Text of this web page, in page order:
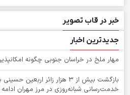
خبر در قاب تصویر
جدیدترین اخبار
‌مهار ملخ در خراسان جنوبی چگونه
بازگشت بیش از ۳ هزار زائر
خدمت‌رسانی شبانه‌روزی در مرز مهران ادامه